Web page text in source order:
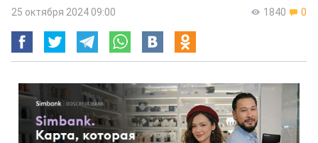
1840 0
25 октября 2024 09:00